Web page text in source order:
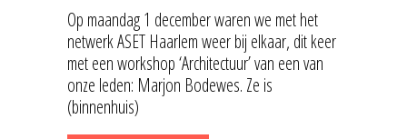
Op maandag 1 december waren we met het
netwerk ASET Haarlem weer bij elkaar, dit keer
met een workshop ‘Architectuur’ van een van
onze leden: Marjon Bodewes. Ze is
(binnenhuis)